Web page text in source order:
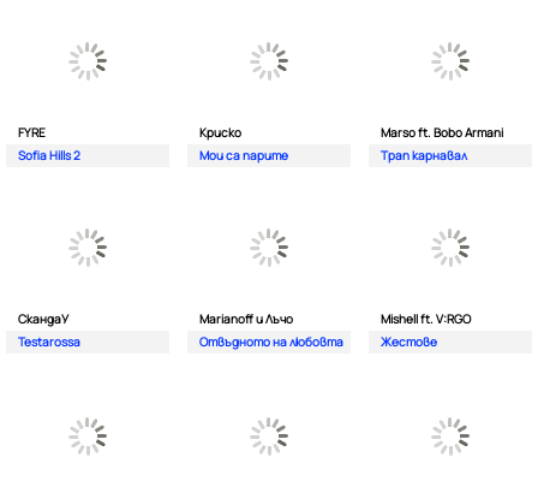
FYRE
Sofia Hills 2
Криско
Мои са парите
Marso ft. Bobo Armani
Трап карнавал
СкандаУ
Testarossa
Marianoff и Лъчо
Отвъдното на любовта
Mishell ft. V:RGO
Жестове